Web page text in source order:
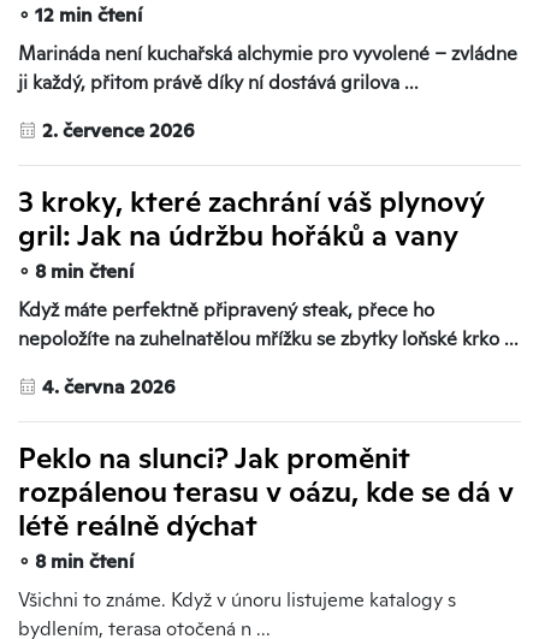
∘ 12 min čtení
Marináda není kuchařská alchymie pro vyvolené – zvládne
ji každý, přitom právě díky ní dostává grilova ...
2. července 2026
3 kroky, které zachrání váš plynový
gril: Jak na údržbu hořáků a vany
∘ 8 min čtení
Když máte perfektně připravený steak, přece ho
nepoložíte na zuhelnatělou mřížku se zbytky loňské krko ...
4. června 2026
Peklo na slunci? Jak proměnit
rozpálenou terasu v oázu, kde se dá v
létě reálně dýchat
∘ 8 min čtení
Všichni to známe. Když v únoru listujeme katalogy s
bydlením, terasa otočená n ...